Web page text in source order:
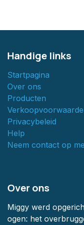
Handige links
Startpagina
Over ons
Producten
Privacybeleid
Help
Neem contact op
Over ons
Miggy werd
ogen: het